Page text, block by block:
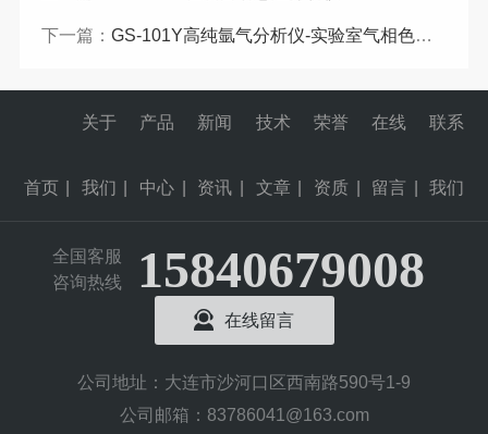
下一篇： GS-101Y高纯氩气分析仪-实验室气相色谱仪
首页
关于
我们
产品
中心
新闻
资讯
技术
文章
荣誉
资质
在线
留言
联系
我们
全国客服
咨询热线
15840679008
在线留言
公司地址：大连市沙河口区西南路590号1-9
公司邮箱：83786041@163.com